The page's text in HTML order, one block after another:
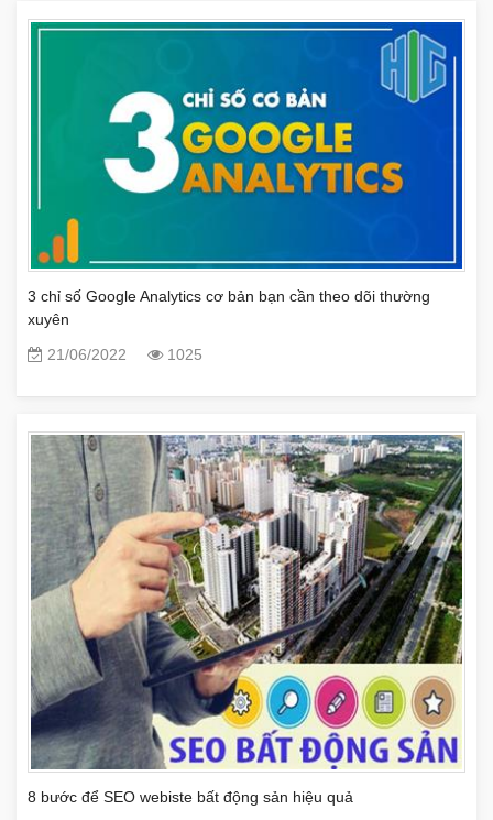
3 chỉ số Google Analytics cơ bản bạn cần theo dõi thường
xuyên
21/06/2022
1025
8 bước để SEO webiste bất động sản hiệu quả